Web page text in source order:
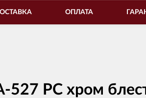
ОПЛАТА
527 PC хром